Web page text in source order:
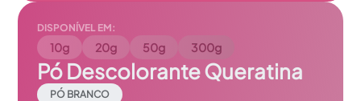
DISPONÍVEL EM:
10g 20g 50g 300g
Pó Descolorante Queratina
PÓ BRANCO